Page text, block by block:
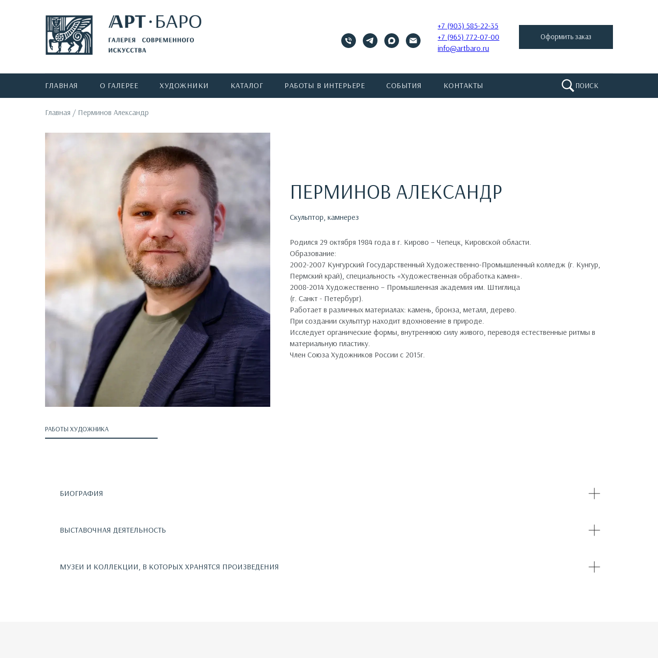
+7 (903) 585-22-35
+7 (965) 772-07-00
info@artbaro.ru
Оформить заказ
ПОИСК
ГЛАВНАЯ О ГАЛЕРЕЕ ХУДОЖНИКИ КАТАЛОГ РАБОТЫ В ИНТЕРЬЕРЕ СОБЫТИЯ КОНТАКТЫ
Главная / Перминов Александр
ПЕРМИНОВ АЛЕКСАНДР
Скульптор, камнерез
Родился 29 октября 1984 года в г. Кирово – Чепецк, Кировской области.
Образование:
2002-2007 Кунгурский Государственный Художественно-Промышленный колледж (г. Кунгур,
Пермский край), специальность «Художественная обработка камня».
2008-2014 Художественно – Промышленная академия им. Штиглица
(г. Санкт - Петербург).
Работает в различных материалах: камень, бронза, металл, дерево.
При создании скульптур находит вдохновение в природе.
Исследует органические формы, внутреннюю силу живого, переводя естественные ритмы в
материальную пластику.
Член Союза Художников России с 2015г.
РАБОТЫ ХУДОЖНИКА
БИОГРАФИЯ
ВЫСТАВОЧНАЯ ДЕЯТЕЛЬНОСТЬ
МУЗЕИ И КОЛЛЕКЦИИ, В КОТОРЫХ ХРАНЯТСЯ ПРОИЗВЕДЕНИЯ